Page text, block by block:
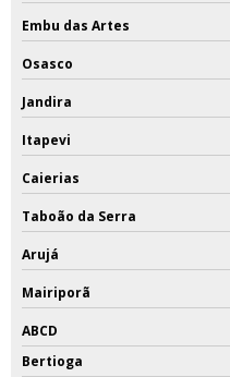
Embu das Artes
Osasco
Jandira
Itapevi
Caierias
Taboão da Serra
Arujá
Mairiporã
ABCD
Bertioga